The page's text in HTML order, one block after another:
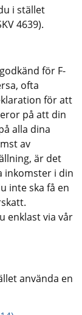
i stället
4639).
för F-
ofta
för att
på att din
alla dina
av
är det
inkomster i din
inte ska få en
enklast via vår
använda en